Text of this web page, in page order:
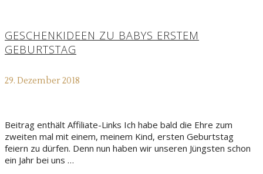
GESCHENKIDEEN ZU BABYS ERSTEM
GEBURTSTAG
29. Dezember 2018
Beitrag enthält Affiliate-Links Ich habe bald die Ehre zum
zweiten mal mit einem, meinem Kind, ersten Geburtstag
feiern zu dürfen. Denn nun haben wir unseren Jüngsten schon
ein Jahr bei uns …